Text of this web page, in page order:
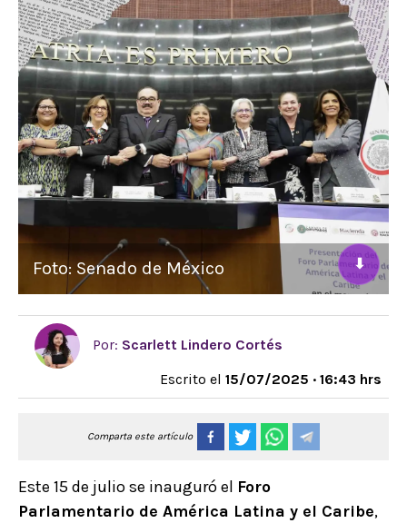
Foto: Senado de México ⬇
Por: Scarlett Lindero Cortés
Escrito el 15/07/2025 · 16:43 hrs
Comparta este artículo
Este 15 de julio se inauguró el Foro
Parlamentario de América Latina y el Caribe,